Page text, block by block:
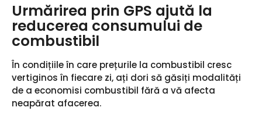
Urmărirea prin GPS ajută la
reducerea consumului de
combustibil
În condițiile în care prețurile la combustibil cresc
vertiginos în fiecare zi, ați dori să găsiți modalități
de a economisi combustibil fără a vă afecta
neapărat afacerea.